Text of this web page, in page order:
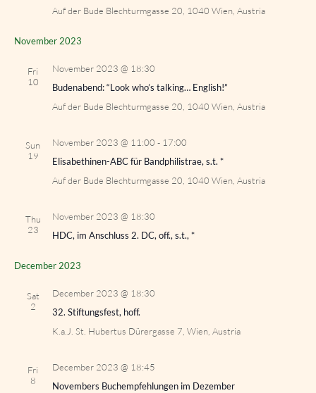
Auf der Bude Blechturmgasse 20, 1040 Wien, Austria
November 2023
Fri
10
November 2023 @ 18:30
Budenabend: “Look who’s talking… English!”
Auf der Bude Blechturmgasse 20, 1040 Wien, Austria
Sun
19
November 2023 @ 11:00 - 17:00
Elisabethinen-ABC für Bandphilistrae, s.t. *
Auf der Bude Blechturmgasse 20, 1040 Wien, Austria
Thu
23
November 2023 @ 18:30
HDC, im Anschluss 2. DC, off., s.t., *
December 2023
Sat
2
December 2023 @ 18:30
32. Stiftungsfest, hoff.
K.a.J. St. Hubertus Dürergasse 7, Wien, Austria
Fri
8
December 2023 @ 18:45
Novembers Buchempfehlungen im Dezember